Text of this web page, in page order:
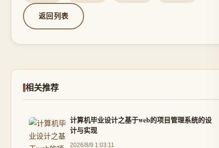
返回列表
相关推荐
计算机毕业设计之基于web的项目管理系统的设
计与实现
2026/8/9 1:03:11